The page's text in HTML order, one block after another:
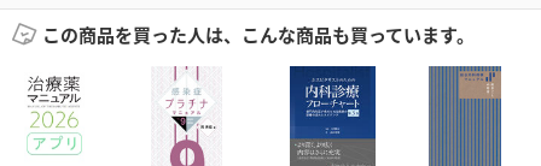
この商品を買った人は、こんな商品も買っています。